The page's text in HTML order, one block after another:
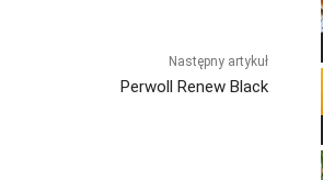
Następny artykuł
Perwoll Renew Black